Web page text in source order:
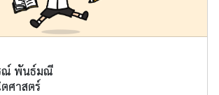
ณ์ พันธ์มณี
ศาสตร์